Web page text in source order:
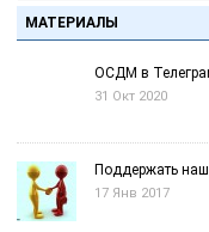
МАТЕРИАЛЫ
ОСДМ в
31 Окт 2020
Поддержать
17 Янв 2017